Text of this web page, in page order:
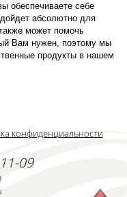
обеспечиваете себе
абсолютно для
может помочь
Вам нужен, поэтому мы
продукты в нашем
конфиденциальности
09